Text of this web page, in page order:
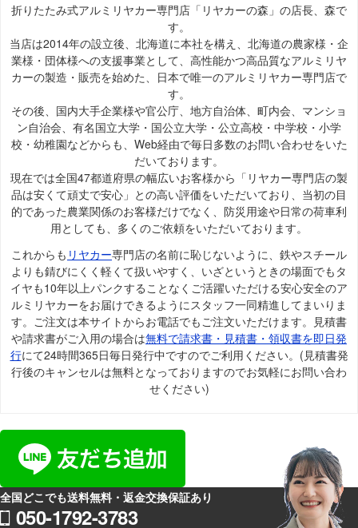
折りたたみ式アルミリヤカー専門店「リヤカーの森」の店長、森で
す。
当店は2014年の設立後、北海道に本社を構え、北海道の農家様・企
業様・団体様への支援事業として、高性能かつ高品質なアルミリヤ
カーの製造・販売を始めた、日本で唯一のアルミリヤカー専門店で
す。
その後、国内大手企業様や官公庁、地方自治体、町内会、マンショ
ン自治会、有名国立大学・国公立大学・公立高校・中学校・小学
校・幼稚園などからも、Web経由で毎日多数のお問い合わせをいた
だいております。
現在では全国47都道府県の幅広いお客様から「リヤカー専門店の製
品は安くて頑丈で安心」との高い評価をいただいており、当初の目
的であった農業関係のお客様だけでなく、防災用途や日常の荷車利
用としても、多くのご依頼をいただいております。
これからも リヤカー専門店の名前に恥じないように、鉄やスチール
よりも錆びにくく軽くて扱いやすく、いざというときの場面でもタ
イヤも10年以上パンクすることなくご活躍いただける安心安全のア
ルミリヤカーをお届けできるようにスタッフ一同精進してまいりま
す。ご注文は本サイトからお電話でもご注文いただけます。見積書
や請求書がご入用の場合は無料で請求書・見積書・領収書を即日発
行にて24時間365日毎日発行中ですのでご利用ください。(見積書発
行後のキャンセルは無料となっておりますのでお気軽にお問い合わ
せください)
全国どこでも送料無料・返金交換保証あり
050-1792-3783